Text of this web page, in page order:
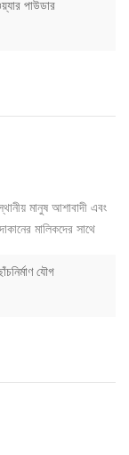
এবং ছোট
বিশেষ করে ই...
পাউডার
মানুষ আশাবাদী এবং
মালিকদের সাথে
লোকেরা প্রায়ই
অতএব, ব্যবহ...
যৌগ